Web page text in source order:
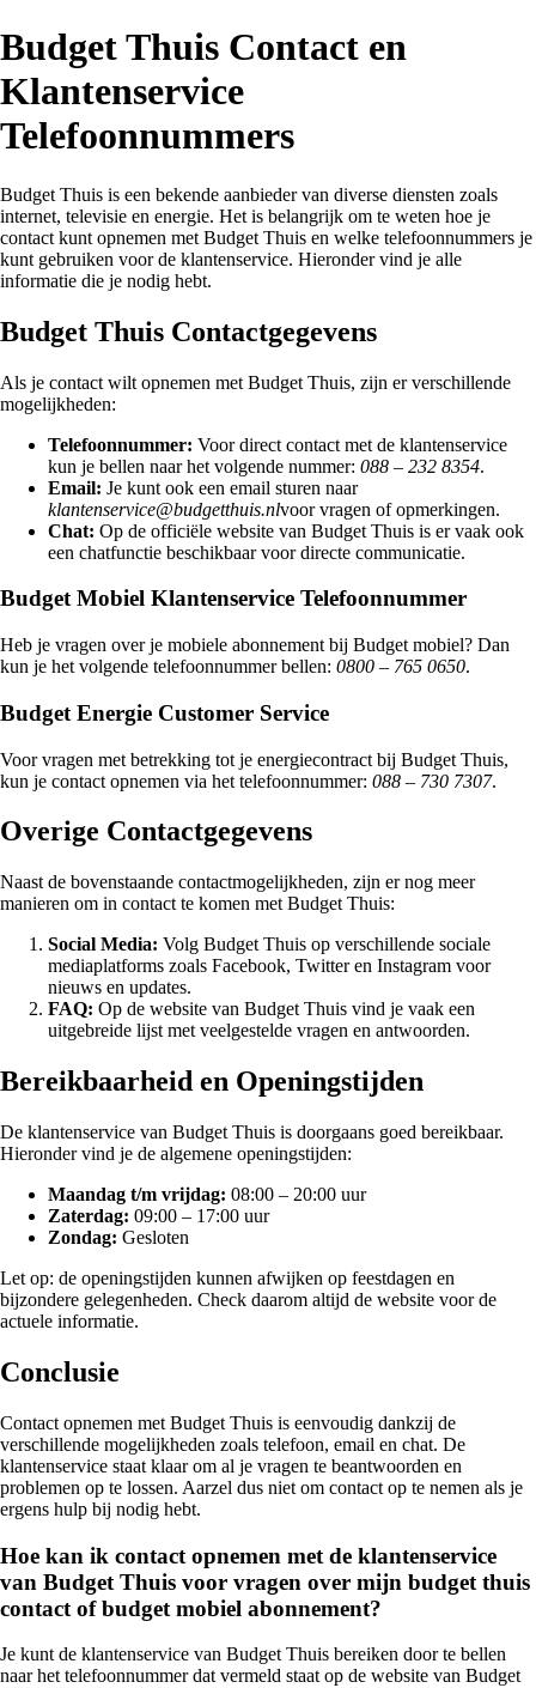
Budget Thuis Contact en
Klantenservice
Telefoonnummers
Budget Thuis is een bekende aanbieder van diverse diensten zoals
internet, televisie en energie. Het is belangrijk om te weten hoe je
contact kunt opnemen met Budget Thuis en welke telefoonnummers je
kunt gebruiken voor de klantenservice. Hieronder vind je alle
informatie die je nodig hebt.
Budget Thuis Contactgegevens
Als je contact wilt opnemen met Budget Thuis, zijn er verschillende
mogelijkheden:
Telefoonnummer: Voor direct contact met de klantenservice
kun je bellen naar het volgende nummer: 088 – 232 8354.
Email: Je kunt ook een email sturen naar
klantenservice@budgetthuis.nlvoor vragen of opmerkingen.
Chat: Op de officiële website van Budget Thuis is er vaak ook
een chatfunctie beschikbaar voor directe communicatie.
Budget Mobiel Klantenservice Telefoonnummer
Heb je vragen over je mobiele abonnement bij Budget mobiel? Dan
kun je het volgende telefoonnummer bellen: 0800 – 765 0650.
Budget Energie Customer Service
Voor vragen met betrekking tot je energiecontract bij Budget Thuis,
kun je contact opnemen via het telefoonnummer: 088 – 730 7307.
Overige Contactgegevens
Naast de bovenstaande contactmogelijkheden, zijn er nog meer
manieren om in contact te komen met Budget Thuis:
Social Media: Volg Budget Thuis op verschillende sociale
mediaplatforms zoals Facebook, Twitter en Instagram voor
nieuws en updates.
FAQ: Op de website van Budget Thuis vind je vaak een
uitgebreide lijst met veelgestelde vragen en antwoorden.
Bereikbaarheid en Openingstijden
De klantenservice van Budget Thuis is doorgaans goed bereikbaar.
Hieronder vind je de algemene openingstijden:
Maandag t/m vrijdag: 08:00 – 20:00 uur
Zaterdag: 09:00 – 17:00 uur
Zondag: Gesloten
Let op: de openingstijden kunnen afwijken op feestdagen en
bijzondere gelegenheden. Check daarom altijd de website voor de
actuele informatie.
Conclusie
Contact opnemen met Budget Thuis is eenvoudig dankzij de
verschillende mogelijkheden zoals telefoon, email en chat. De
klantenservice staat klaar om al je vragen te beantwoorden en
problemen op te lossen. Aarzel dus niet om contact op te nemen als je
ergens hulp bij nodig hebt.
Hoe kan ik contact opnemen met de klantenservice
van Budget Thuis voor vragen over mijn budget thuis
contact of budget mobiel abonnement?
Je kunt de klantenservice van Budget Thuis bereiken door te bellen
naar het telefoonnummer dat vermeld staat op de website van Budget